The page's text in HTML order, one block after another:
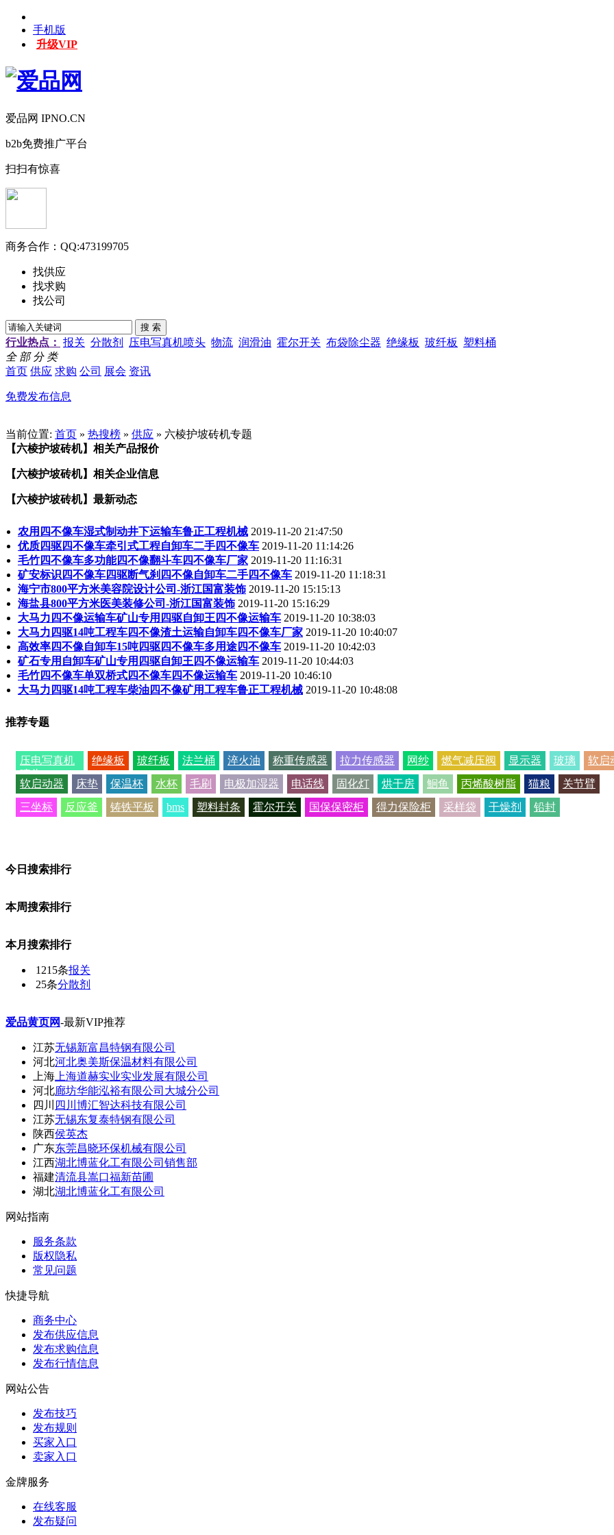
手机版
升级VIP
爱品网 IPNO.CN
b2b免费推广平台
扫扫有惊喜
商务合作： QQ:473199705
找供应
找求购
找公司
行业热点： 报关 分散剂 压电写真机喷头 物流 润滑油 霍尔开关 布袋除尘器 绝缘板 玻纤板
塑料桶
全 部 分 类
首页 供应 求购 公司 展会 资讯
免费发布信息
当前位置: 首页 » 热搜榜 » 供应 » 六棱护坡砖机专题
【六棱护坡砖机】相关产品报价
【六棱护坡砖机】相关企业信息
【六棱护坡砖机】最新动态
农用四不像车湿式制动井下运输车鲁正工程机械 2019-11-20 21:47:50
优质四驱四不像车牵引式工程自卸车二手四不像车 2019-11-20 11:14:26
毛竹四不像车多功能四不像翻斗车四不像车厂家 2019-11-20 11:16:31
矿安标识四不像车四驱断气刹四不像自卸车二手四不像车 2019-11-20 11:18:31
海宁市800平方米美容院设计公司-浙江国富装饰 2019-11-20 15:15:13
海盐县800平方米医美装修公司-浙江国富装饰 2019-11-20 15:16:29
大马力四不像运输车矿山专用四驱自卸王四不像运输车 2019-11-20 10:38:03
大马力四驱14吨工程车四不像渣土运输自卸车四不像车厂家 2019-11-20 10:40:07
高效率四不像自卸车15吨四驱四不像车多用途四不像车 2019-11-20 10:42:03
矿石专用自卸车矿山专用四驱自卸王四不像运输车 2019-11-20 10:44:03
毛竹四不像车单双桥式四不像车四不像运输车 2019-11-20 10:46:10
大马力四驱14吨工程车柴油四不像矿用工程车鲁正工程机械 2019-11-20 10:48:08
推荐专题
压电写真机
喷头
绝缘板 玻纤板 法兰桶 淬火油 称重传感器 拉力传感器 网纱 燃气减压阀 显示器 玻璃
软启
软启动器
床垫 保温杯 水杯 毛刷 电极加湿器 电话线 固化灯 烘干房 鮰鱼 丙烯酸树脂 猫粮
关节臂
三坐标
反应釜 铸铁平板 bms 塑料封条 霍尔开关 国保保密柜 得力保险柜 采样袋 干燥剂 铅封
今日搜索排行
本周搜索排行
本月搜索排行
1215条报关
25条分散剂
爱品黄页网-最新VIP推荐
江苏无锡新富昌特钢有限公司
河北河北奥美斯保温材料有限公司
上海 上海道赫实业实业发展有限公司
河北廊坊华能泓裕有限公司大城分公司
四川
四川博汇智达科技有限公司
江苏无锡东复泰特钢有限公司
陕西侯英杰
广东东莞昌晓环保机械有限公司
江西湖北博蓝化工有限公司销售部
福建清流县嵩口福新苗圃
湖北湖北博蓝化工有限公司
网站指南
服务条款
版权隐私
常见问题
快捷导航
商务中心
发布供应信息
发布求购信息
发布行情信息
网站公告
发布技巧
发布规则
买家入口
卖家入口
金牌服务
在线客服
发布疑问